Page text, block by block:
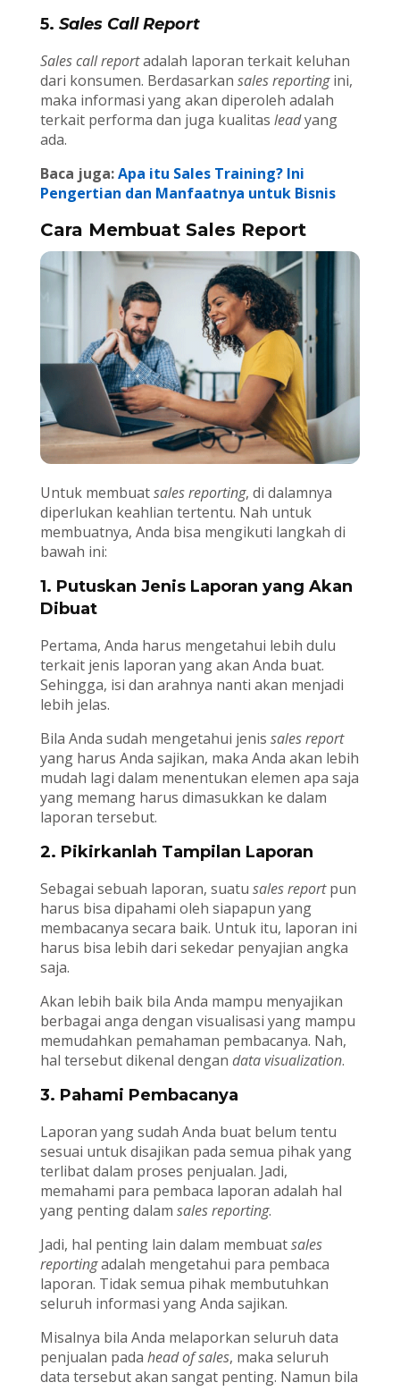
5. Sales Call Report
Sales call reportadalah laporan terkait keluhan
dari konsumen. Berdasarkan sales reportingini,
maka informasi yang akan diperoleh adalah
terkait performa dan juga kualitas leadyang
ada.
Baca juga:Apa itu Sales Training? Ini
Pengertian dan Manfaatnya untuk Bisnis
Cara Membuat Sales Report
Untuk membuatsales reporting, di dalamnya
diperlukan keahlian tertentu. Nah untuk
membuatnya, Anda bisa mengikuti langkah di
bawah ini:
1. Putuskan Jenis Laporan yang Akan
Dibuat
Pertama, Anda harus mengetahui lebih dulu
terkait jenis laporan yang akan Anda buat.
Sehingga, isi dan arahnya nanti akan menjadi
lebih jelas.
Bila Anda sudah mengetahui jenis sales report
yang harus Anda sajikan, maka Anda akan lebih
mudah lagi dalam menentukan elemen apa saja
yang memang harus dimasukkan ke dalam
laporan tersebut.
2. Pikirkanlah Tampilan Laporan
Sebagai sebuah laporan, suatu sales reportpun
harus bisa dipahami oleh siapapun yang
membacanya secara baik. Untuk itu, laporan ini
harus bisa lebih dari sekedar penyajian angka
saja.
Akan lebih baik bila Anda mampu menyajikan
berbagai anga dengan visualisasi yang mampu
memudahkan pemahaman pembacanya. Nah,
hal tersebut dikenal dengan data visualization.
3. Pahami Pembacanya
Laporan yang sudah Anda buat belum tentu
sesuai untuk disajikan pada semua pihak yang
terlibat dalam proses penjualan. Jadi,
memahami para pembaca laporan adalah hal
yang penting dalam sales reporting.
Jadi, hal penting lain dalam membuatsales
reportingadalah mengetahui para pembaca
laporan. Tidak semua pihak membutuhkan
seluruh informasi yang Anda sajikan.
Misalnya bila Anda melaporkan seluruh data
penjualan pada head of sales, maka seluruh
data tersebut akan sangat penting. Namun bila